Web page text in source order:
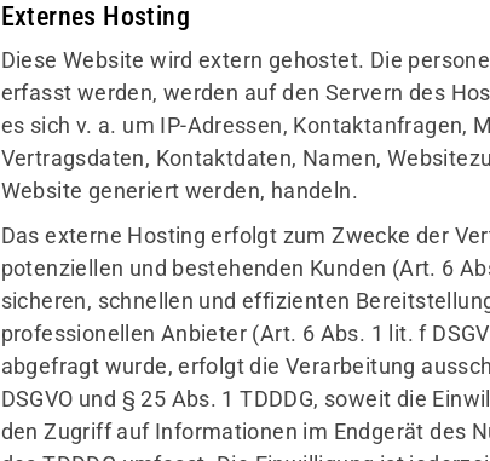
Externes Hosting
Diese Website wird extern gehostet. Die
erfasst werden, werden auf den Servern des
es sich v. a. um IP-Adressen, Kontaktanfragen,
Vertragsdaten, Kontaktdaten, Namen,
Website generiert werden, handeln.
Das externe Hosting erfolgt zum Zwecke der
potenziellen und bestehenden Kunden (Art. 6
sicheren, schnellen und effizienten
professionellen Anbieter (Art. 6 Abs. 1 lit. f
abgefragt wurde, erfolgt die Verarbeitung
DSGVO und § 25 Abs. 1 TDDDG, soweit die
den Zugriff auf Informationen im Endgerät des